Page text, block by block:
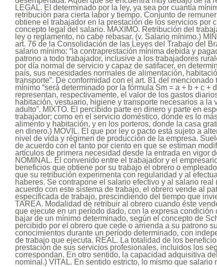
LEGAL. El determinado por la ley, ya sea por cuantía
retribución para cierta labor y tiempo. Conjunto de
obtiene el trabajador en la prestación de los servicios por
concepto legal del salario. MAXIMO. Retribución del
ley o reglamento, no cabe rebasar. (v. Salario mínimo.)
art. 76 de la Consolidación de las Leyes del Trabajo del
salario mínimo: “la contraprestación mínima debida y
patrono a todo trabajador, inclusive a los trabajadores
por día normal de servicio y capaz de satifacer, en
país, sus necesidades normales de alimentación,
transporte”. De conformidad con el art. 81 del
mínimo “será determinado por la fórmula Sm = a + b + c +
representan, respectivamente, el valor de los gastos
habitación, vestuario, higiene y transporte necesarios a la
adulto”. MIXTO. El percibido parte en dinero y parte en
trabajador; como en el servicio doméstico, donde es lo
alimento y habitación, y en los porteros, donde la casa
en dinero.) MOVIL. El que por ley o pacto está sujeto a
nivel de vida y régimen de producción de la empresa.
de acuerdo con el tanto por ciento en que se estiman
artículos de primera necesidad desde la entrada en vigor
NOMINAL. El convenido entre el trabajador y el
beneficios que obtiene por su trabajo el obrero o
que su retribución experimenta con regularidad y al
haberes. Se contrapone el salario efectivo y al salario real
acuerdo con este sistema de trabajo, el obrero vende al
especificada de trabajo, prescindiendo del tiempo que
TAREA. Modalidad de retribuir al obrero cuando éste
que ejecute en un período dado, con la expresa condición
bajar de un mínimo determinado, según el concepto de
percibido por el obrero que cede o arrienda a su patrono
conocimientos durante un período determinado, con
de trabajo que ejecuta. REAL. La totalidad de los
prestación de sus servicios profesionales, incluidos los
correspondan. En otro sentido, la capacidad adquisitiva
nominal.) VITAL. En sentido estricto, lo mismo que salario